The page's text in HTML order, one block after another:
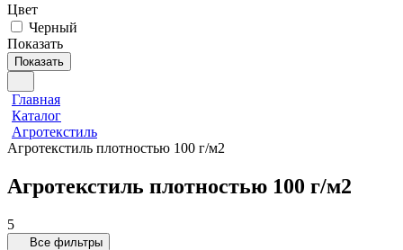
Цвет
Черный
Показать
Показать
Главная
Каталог
Агротекстиль
Агротекстиль плотностью 100 г/м2
Агротекстиль плотностью 100 г/м2
5
Все фильтры